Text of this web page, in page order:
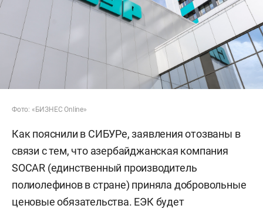
Фото: «БИЗНЕС Online»
Как пояснили в СИБУРе, заявления отозваны в
связи с тем, что азербайджанская компания
SOCAR (единственный производитель
полиолефинов в стране) приняла добровольные
ценовые обязательства. ЕЭК будет